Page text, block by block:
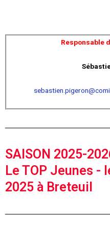
Responsable
SAISON 2025-
Le TOP Jeunes -
2025 à Breteuil